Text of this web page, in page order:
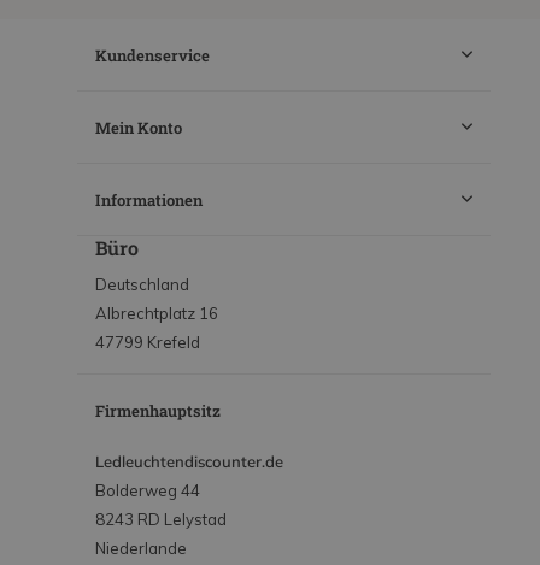
Kundenservice
Mein Konto
Informationen
Büro
Deutschland
Albrechtplatz 16
47799 Krefeld
Firmenhauptsitz
Ledleuchtendiscounter.de
Bolderweg 44
8243 RD Lelystad
Niederlande